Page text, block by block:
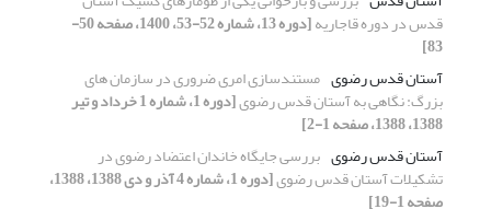
قدس در دوره قاجاریه [دوره 13، شماره 52-53، 1400، صفحه 50-
83]
آستان قدس رضوی مستندسازی امری ضروری در سازمان های
بزرگ: نگاهی به آستان قدس رضوی [دوره 1، شماره 1 خرداد و تیر
1388، 1388، صفحه 1-2]
آستان قدس رضوی بررسی جایگاه خاندان اعتضاد رضوی در
تشکیلات آستان قدس رضوی [دوره 1، شماره 4 آذر و دی 1388، 1388،
صفحه 1-19]